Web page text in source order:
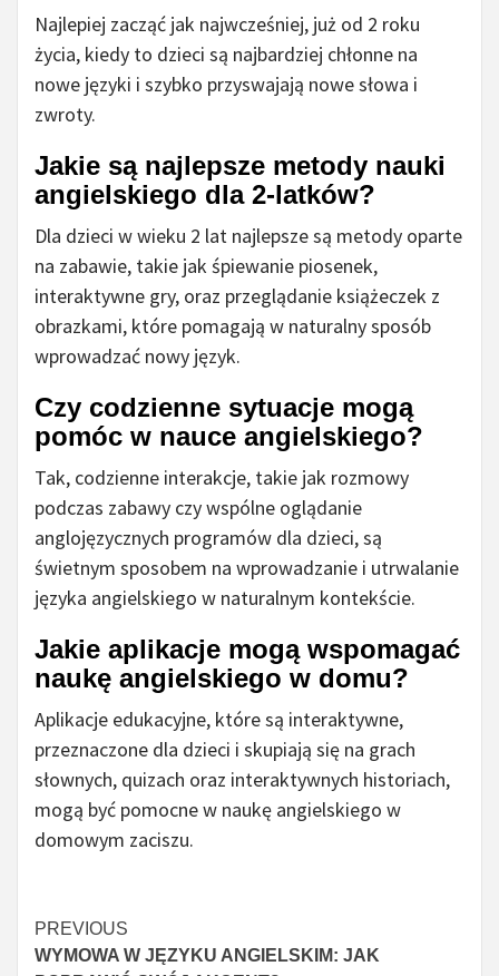
Najlepiej zacząć jak najwcześniej, już od 2 roku
życia, kiedy to dzieci są najbardziej chłonne na
nowe języki i szybko przyswajają nowe słowa i
zwroty.
Jakie są najlepsze metody nauki
angielskiego dla 2-latków?
Dla dzieci w wieku 2 lat najlepsze są metody oparte
na zabawie, takie jak śpiewanie piosenek,
interaktywne gry, oraz przeglądanie książeczek z
obrazkami, które pomagają w naturalny sposób
wprowadzać nowy język.
Czy codzienne sytuacje mogą
pomóc w nauce angielskiego?
Tak, codzienne interakcje, takie jak rozmowy
podczas zabawy czy wspólne oglądanie
anglojęzycznych programów dla dzieci, są
świetnym sposobem na wprowadzanie i utrwalanie
języka angielskiego w naturalnym kontekście.
Jakie aplikacje mogą wspomagać
naukę angielskiego w domu?
Aplikacje edukacyjne, które są interaktywne,
przeznaczone dla dzieci i skupiają się na grach
słownych, quizach oraz interaktywnych historiach,
mogą być pomocne w naukę angielskiego w
domowym zaciszu.
Continue
PREVIOUS
WYMOWA W JĘZYKU ANGIELSKIM: JAK